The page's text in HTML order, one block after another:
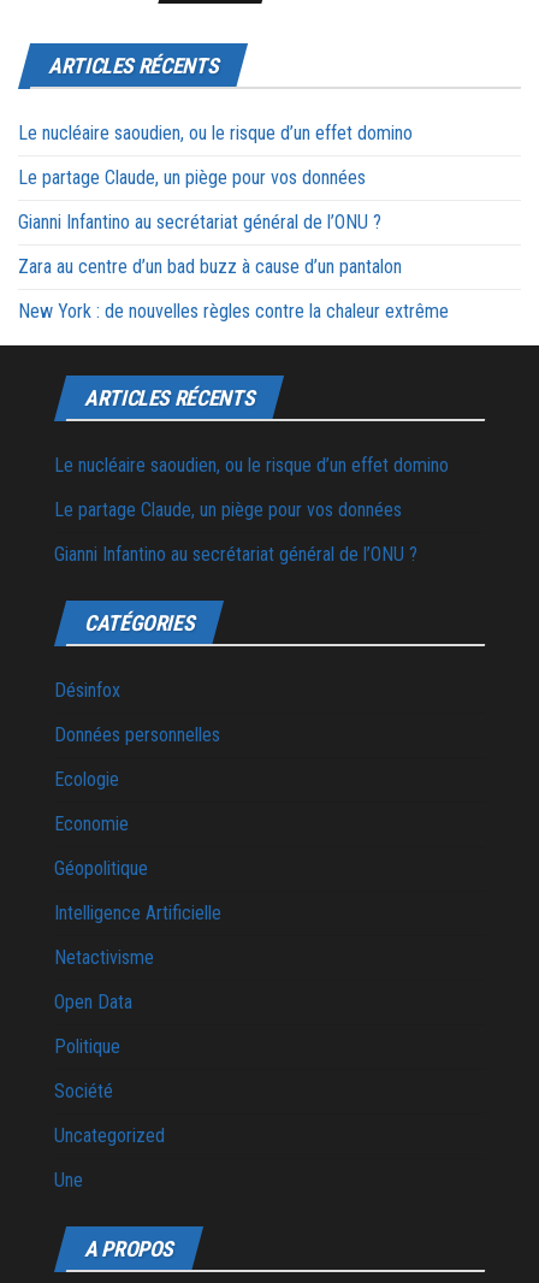
ARTICLES RÉCENTS
Le nucléaire saoudien, ou le risque d’un effet domino
Le partage Claude, un piège pour vos données
Gianni Infantino au secrétariat général de l’ONU ?
Zara au centre d’un bad buzz à cause d’un pantalon
New York : de nouvelles règles contre la chaleur extrême
ARTICLES RÉCENTS
Le nucléaire saoudien, ou le risque d’un effet domino
Le partage Claude, un piège pour vos données
Gianni Infantino au secrétariat général de l’ONU ?
CATÉGORIES
Désinfox
Données personnelles
Ecologie
Economie
Géopolitique
Intelligence Artificielle
Netactivisme
Open Data
Politique
Société
Uncategorized
Une
A PROPOS